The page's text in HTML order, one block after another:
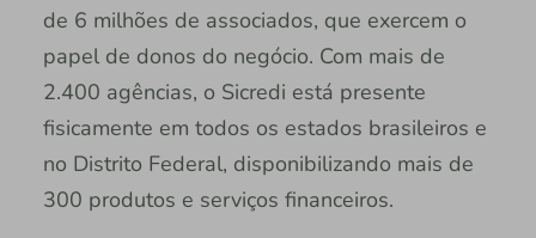
de 6 milhões de associados, que exercem o
papel de donos do negócio. Com mais de
2.400 agências, o Sicredi está presente
fisicamente em todos os estados brasileiros e
no Distrito Federal, disponibilizando mais de
300 produtos e serviços financeiros.